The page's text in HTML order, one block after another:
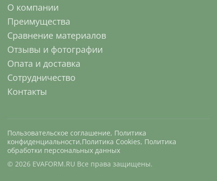
О компании
Преимущества
Сравнение материалов
Отзывы и фотографии
Опата и доставка
Сотрудничество
Контакты
Пользовательское соглашение, Политика
конфиденциальности,Политика Cookies, Политика
обработки персональных данных
© 2026 EVAFORM.RU Все права защищены.